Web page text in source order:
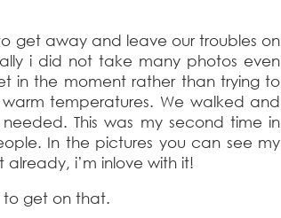
get away and leave our troubles on
i did not take many photos even
in the moment rather than trying to
temperatures. We walked and
This was my second time in
In the pictures you can see my
already, i’m inlove with it!
to get on that.